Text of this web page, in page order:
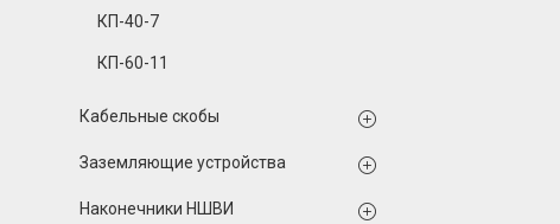
КП-40-7
КП-60-11
Кабельные скобы
Заземляющие устройства
Наконечники НШВИ